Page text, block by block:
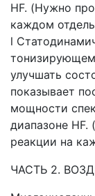
HF. (Нужно
каждом
l
улучшать
показывает
мощности
диапазоне
реакции на
ЧАСТЬ 2.